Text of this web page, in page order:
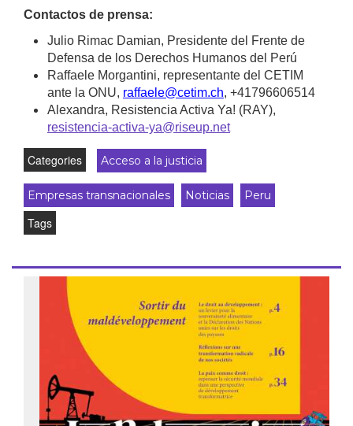
Contactos de prensa:
Julio Rimac Damian, Presidente del Frente de
Defensa de los Derechos Humanos del Perú
Raffaele Morgantini, representante del CETIM
ante la ONU, raffaele@cetim.ch, +41796606514
Alexandra, Resistencia Activa Ya! (RAY),
resistencia-activa-ya@riseup.net
Categories Acceso a la justicia
Empresas transnacionales Noticias Peru
Tags